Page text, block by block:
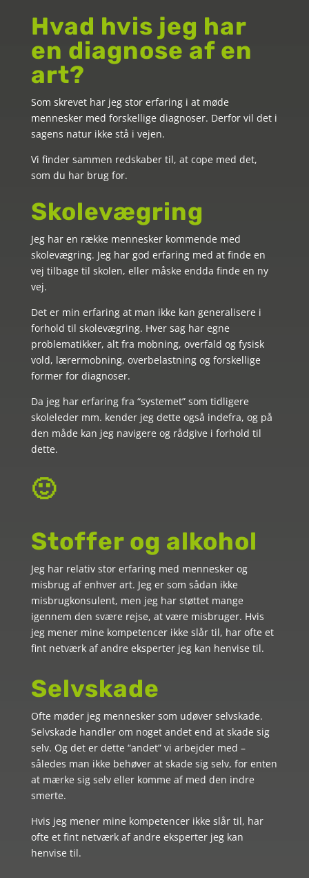
Hvad hvis jeg har
en diagnose af en
art?
Som skrevet har jeg stor erfaring i at møde
mennesker med forskellige diagnoser. Derfor vil det i
sagens natur ikke stå i vejen.
Vi finder sammen redskaber til, at cope med det,
som du har brug for.
Skolevægring
Jeg har en række mennesker kommende med
skolevægring. Jeg har god erfaring med at finde en
vej tilbage til skolen, eller måske endda finde en ny
vej.
Det er min erfaring at man ikke kan generalisere i
forhold til skolevægring. Hver sag har egne
problematikker, alt fra mobning, overfald og fysisk
vold, lærermobning, overbelastning og forskellige
former for diagnoser.
Da jeg har erfaring fra “systemet” som tidligere
skoleleder mm. kender jeg dette også indefra, og på
den måde kan jeg navigere og rådgive i forhold til
dette.
🙂
Stoffer og alkohol
Jeg har relativ stor erfaring med mennesker og
misbrug af enhver art. Jeg er som sådan ikke
misbrugkonsulent, men jeg har støttet mange
igennem den svære rejse, at være misbruger. Hvis
jeg mener mine kompetencer ikke slår til, har ofte et
fint netværk af andre eksperter jeg kan henvise til.
Selvskade
Ofte møder jeg mennesker som udøver selvskade.
Selvskade handler om noget andet end at skade sig
selv. Og det er dette “andet” vi arbejder med –
således man ikke behøver at skade sig selv, for enten
at mærke sig selv eller komme af med den indre
smerte.
Hvis jeg mener mine kompetencer ikke slår til, har
ofte et fint netværk af andre eksperter jeg kan
henvise til.